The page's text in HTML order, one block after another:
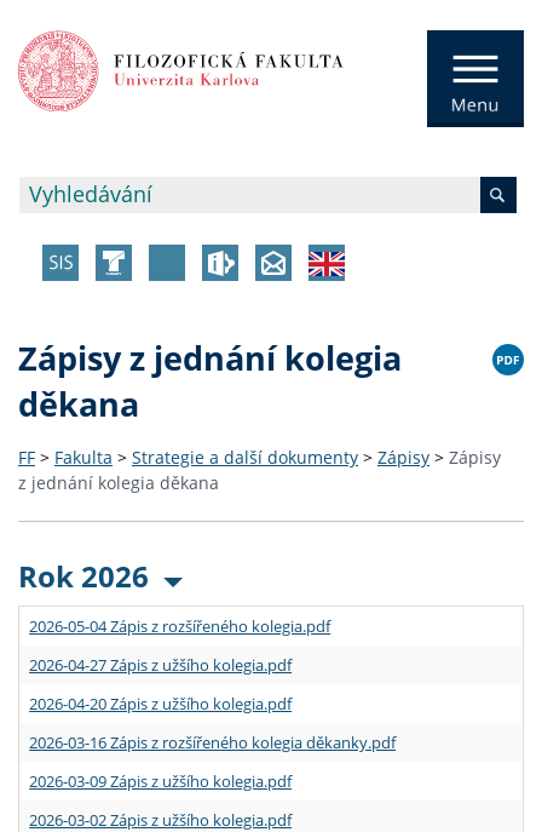
Zápisy z jednání kolegia
děkana
FF > Fakulta > Strategie a další dokumenty > Zápisy > Zápisy
z jednání kolegia děkana
Rok 2026
2026-05-04 Zápis z rozšířeného kolegia.pdf
2026-04-27 Zápis z užšího kolegia.pdf
2026-04-20 Zápis z užšího kolegia.pdf
2026-03-16 Zápis z rozšířeného kolegia děkanky.pdf
2026-03-09 Zápis z užšího kolegia.pdf
2026-03-02 Zápis z užšího kolegia.pdf